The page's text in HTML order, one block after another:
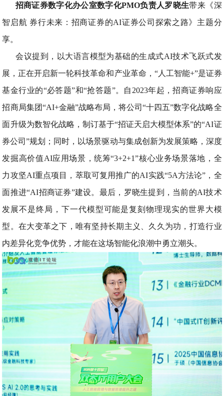
招商证券数字化办公室数字化PMO负责人罗晓生带来《深
智启航 券行未来：招商证券的AI证券公司探索之路》主题分
享。
会议提到，以大语言模型为基础的生成式AI技术飞跃式发
展，正在开启新一轮科技革命和产业革命，“人工智能+”是证券
基金行业的“必答题”和“抢答题”。自2023年起，招商证券响应
招商局集团“AI+金融”战略布局，将公司“十四五”数字化战略全
面升级为数智化战略，制订基于“招证天启大模型体系”的“AI证
券公司”规划；同时，以场景驱动与集成创新为发展策略，深度
发掘高价值AI应用场景，统筹“3+2+1”核心业务场景落地，全
力攻坚AI重点项目，萃取可复用推广的AI实践“5A方法论”，全
面推进“AI招商证券”建设。最后，罗晓生提到，当前的AI技术
发展不是终局，下一代模型可能是复刻物理现实的世界大模
型。在大变革之下，唯有坚持长期主义、久久为功，打造行业
内差异化竞争优势，才能在这场智能化浪潮中勇立潮头。